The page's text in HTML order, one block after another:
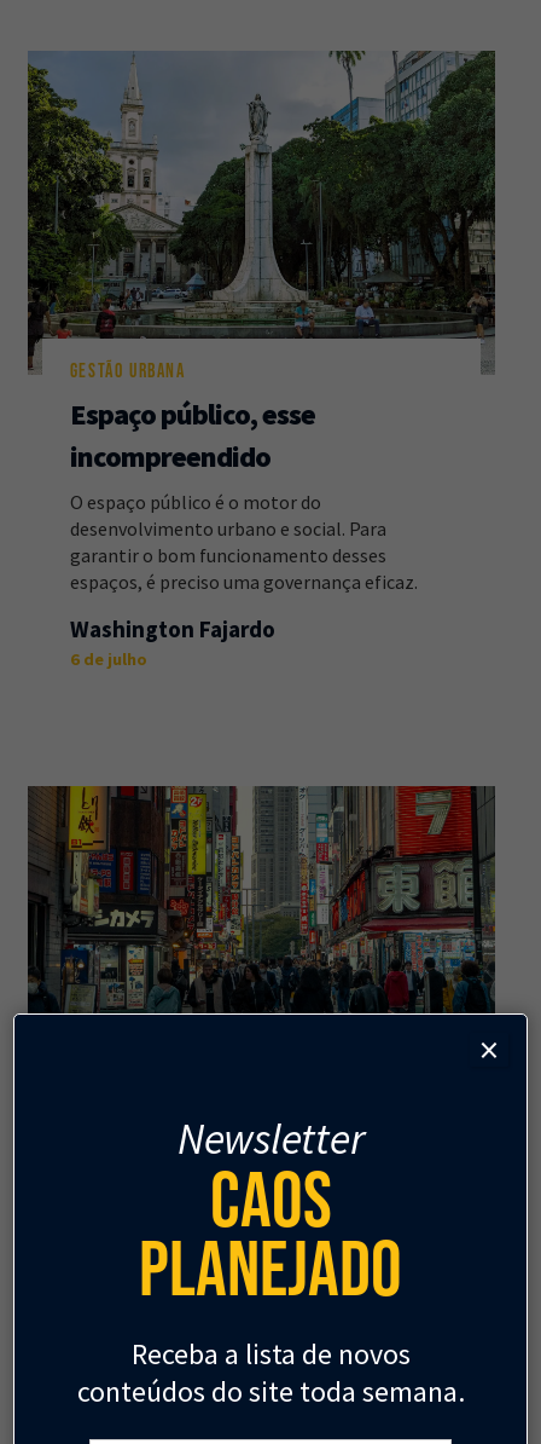
GESTÃO URBANA
Espaço público, esse
incompreendido
O espaço público é o motor do
desenvolvimento urbano e social. Para
garantir o bom funcionamento desses
espaços, é preciso uma governança eficaz.
Washington Fajardo
6 de julho
Tóquio: a megacidade em
escala humana
Lições de uma cidade em movimento.
Ryan Puzycki
2 de julho
Newsletter
Caos
Planejado
Receba a lista de novos
conteúdos do site toda semana.
×